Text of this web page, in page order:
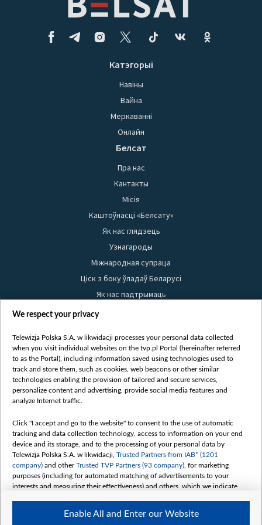
Катэгорыі
Навіны
Вайна
Меркаванні
Онлайн
Белсат
Пра нас
Кантакты
Місія
Каштоўнасці «Белсату»
Як нас глядзець
Узнагароды
Міжнародная супраца
Ціск з боку ўладаў Беларусі
Як нас падтрымаць
Правілы выкарыстання матэрыялаў
Бяспека
Youtube
Белсат news
Белсат Shorts
Жэстачайшы мульт
Belsat English
Biełsat PL
Белсат Now
Белсат History
Белсат Music
Белсат Doc
We respect your privacy
Telewizja Polska S.A. w likwidacji processes your personal data collected
when you visit individual websites on the tvp.pl Portal (hereinafter referred
to as the Portal), including information saved using technologies used to
track and store them, such as cookies, web beacons or other similar
technologies enabling the provision of tailored and secure services,
personalize content and advertising, provide social media features and
analyze Internet traffic.
Click "I accept and go to the website" to consent to the use of automatic
tracking and data collection technology, access to information on your end
device and its storage, and to the processing of your personal data by
Telewizja Polska S.A. w likwidacji, Trusted Partners from IAB* (1201
company) and otherTrusted TVP Partners (93 company) , for marketing
purposes (including for automated matching of advertisements to your
interests and measuring their effectiveness) and others, which we indicate
The purposes of processing your data by TVP S.A. w likwidacji are as
Enable All and Enter our Website